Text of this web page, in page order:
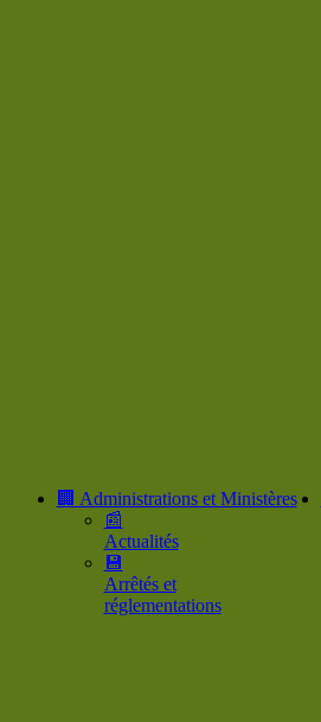
🏢 Administrations et Ministères
📰
Actualités
💾
Arrêtés et
réglementations